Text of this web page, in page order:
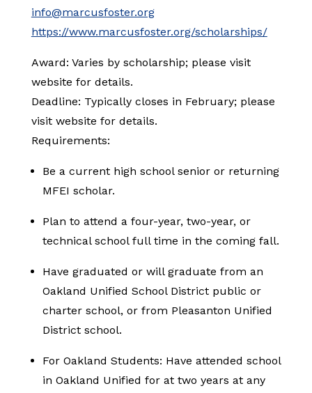
info@marcusfoster.org
https://www.marcusfoster.org/scholarships/
Award: Varies by scholarship; please visit
website for details.
Deadline: Typically closes in February; please
visit website for details.
Requirements:
Be a current high school senior or returning
MFEI scholar.
Plan to attend a four-year, two-year, or
technical school full time in the coming fall.
Have graduated or will graduate from an
Oakland Unified School District public or
charter school, or from Pleasanton Unified
District school.
For Oakland Students: Have attended school
in Oakland Unified for at two years at any